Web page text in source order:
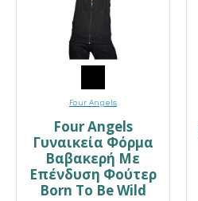
Four Angels
Four Angels
Γυναικεία Φόρμα
Βαβακερή Με
Επένδυση Φούτερ
Born To Be Wild